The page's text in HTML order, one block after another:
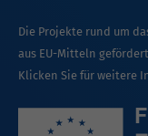
Die Projekte rund um
aus EU-Mitteln
Klicken Sie für weitere